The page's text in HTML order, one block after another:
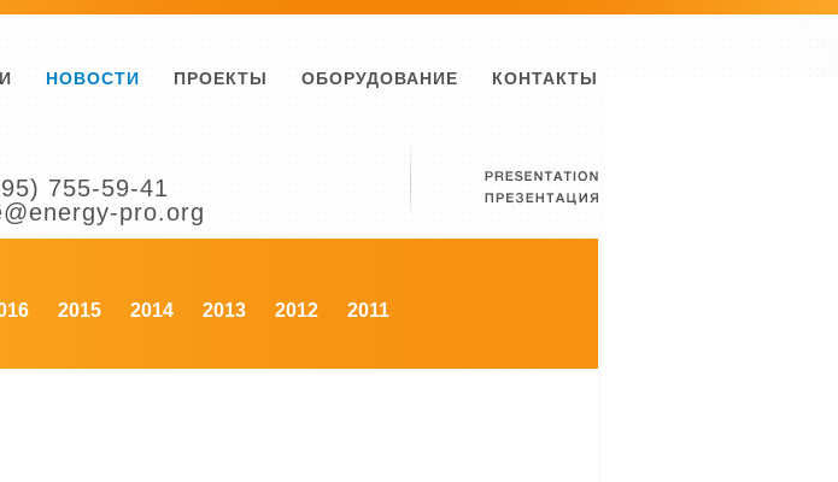
НОВОСТИ ПРОЕКТЫ ОБОРУДОВАНИЕ КОНТАКТЫ
755-59-41
pro.org
2015 2014 2013 2012 2011